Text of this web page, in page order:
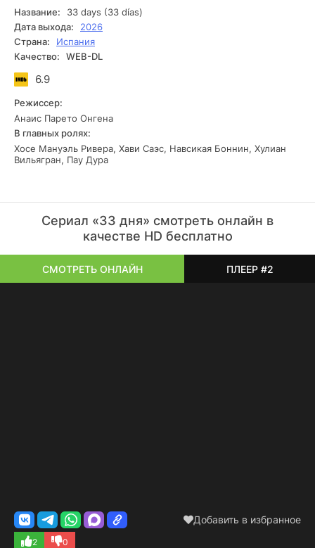
блокпостами, воздушным наблюдением и
многочисленными поисковыми группами. Помимо
противостояния беглецов и правоохранителей, история
показывает отношения между самими преступниками,
которые, несмотря на различия характеров,
поддерживают друг друга и вместе пытаются выжить в
сложных условиях.
Название:
33 days (33 días)
Дата выхода:
2026
Страна:
Испания
Качество:
WEB-DL
6.9
Режиссер:
Анаис Парето Онгена
В главных ролях:
Хосе Мануэль Ривера, Хави Саэс, Навсикая Боннин, Хулиан
Вильягран, Пау Дура
Сериал «33 дня» смотреть онлайн в
качестве HD бесплатно
СМОТРЕТЬ ОНЛАЙН ПЛЕЕР #2
Добавить в избранное
2 0